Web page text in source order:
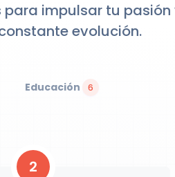
para impulsar tu
evolución.
Educación 6
2